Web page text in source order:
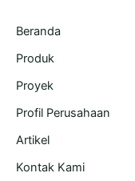
Beranda
Produk
Proyek
Profil Perusahaan
Artikel
Kontak Kami